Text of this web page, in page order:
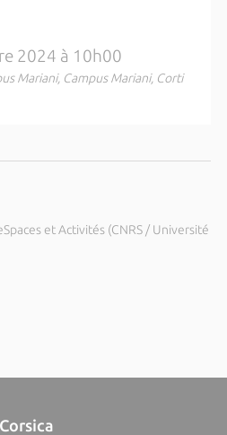
2024 à 10h00
Mariani, Campus Mariani, Corti
et Activités (CNRS / Université